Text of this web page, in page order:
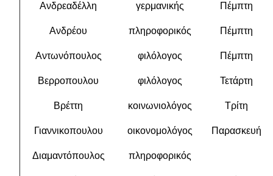
Ανδρεαδέλλη γερμανικής Πέμπτη
Ανδρέου πληροφορικός Πέμπτη
Αντωνόπουλος φιλόλογος Πέμπτη
Βερροπουλου φιλόλογος Τετάρτη
Βρέττη κοινωνιολόγος Τρίτη
Γιαννικοπουλου οικονομολόγος Παρασκευή
Διαμαντόπουλος πληροφορικός